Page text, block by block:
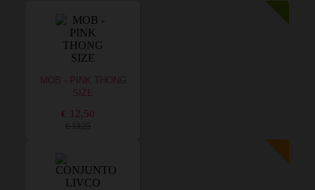
MOB - PINK THONG
SIZE
€ 12,50
€ 13,25